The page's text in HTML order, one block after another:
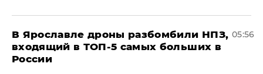
В Ярославле дроны разбомбили НПЗ,
входящий в ТОП-5 самых больших в
России
05:56